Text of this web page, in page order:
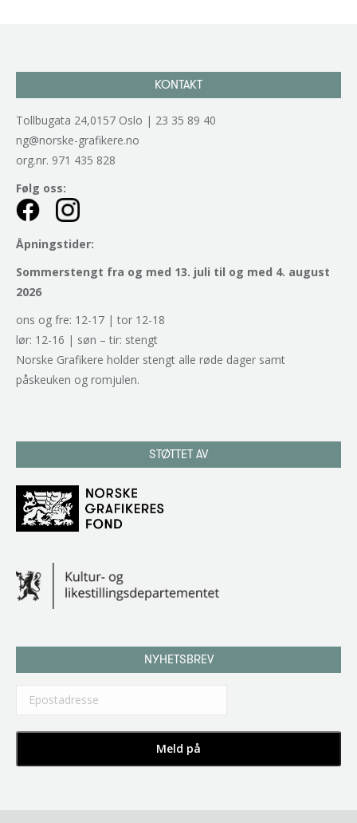
KONTAKT
Tollbugata 24,0157 Oslo | 23 35 89 40
ng@norske-grafikere.no
org.nr. 971 435 828
Følg oss:
Åpningstider:
Sommerstengt fra og med 13. juli til og med 4. august
2026
ons og fre: 12-17 | tor 12-18
lør: 12-16 | søn – tir: stengt
Norske Grafikere holder stengt alle røde dager samt
påskeuken og romjulen.
STØTTET AV
NYHETSBREV